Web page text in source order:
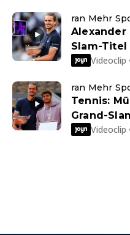
ran Mehr
Alexander
Slam-Titel
Videoclip
ran Mehr
Tennis:
Grand-
Videoclip